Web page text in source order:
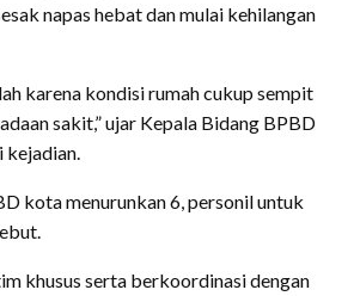
napas hebat dan mulai kehilangan
karena kondisi rumah cukup sempit
sakit,” ujar Kepala Bidang BPBD
kejadian.
kota menurunkan 6, personil untuk
khusus serta berkoordinasi dengan